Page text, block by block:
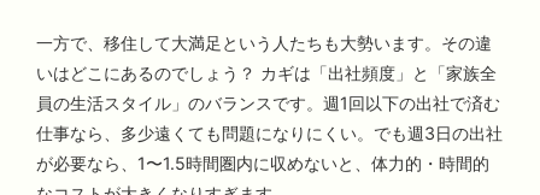
一方で、移住して大満足という人たちも大勢います。その違
いはどこにあるのでしょう？ カギは「出社頻度」と「家族全
員の生活スタイル」のバランスです。週1回以下の出社で済む
仕事なら、多少遠くても問題になりにくい。でも週3日の出社
が必要なら、1〜1.5時間圏内に収めないと、体力的・時間的